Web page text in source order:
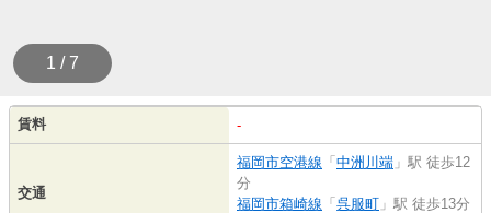
1 / 7
賃料 -
交通
福岡市空港線 「 中洲川端 」駅 徒歩12
分
福岡市箱崎線 「 呉服町 」駅 徒歩13分